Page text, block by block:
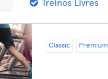
Treinos Livres
Classic Premium